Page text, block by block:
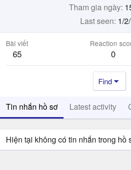
Tham gia ngày
Last seen 1/
Bài viết
65
Reaction
0
Find
Tin nhắn hồ sơ Latest activity
Hiện tại không có tin nhắn trong hồ